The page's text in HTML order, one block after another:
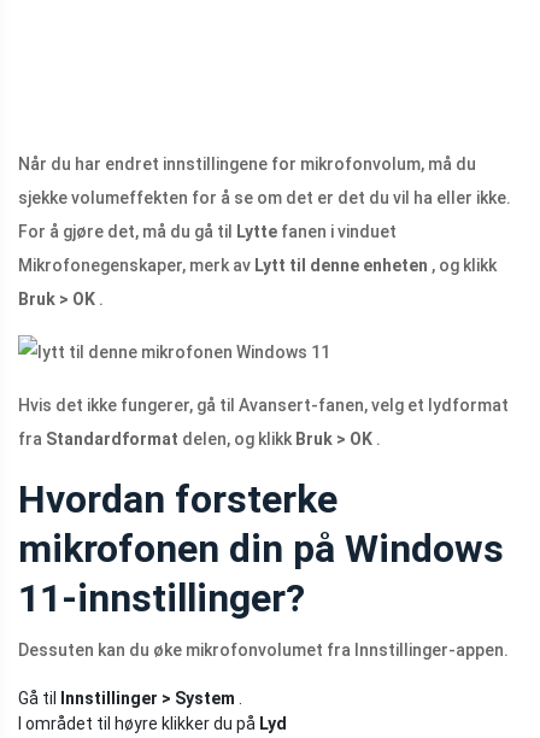
Når du har endret innstillingene for mikrofonvolum, må du
sjekke volumeffekten for å se om det er det du vil ha eller ikke.
For å gjøre det, må du gå til
Lytte fanen i vinduet
Mikrofonegenskaper, merk av Lytt til denne enheten , og klikk
Bruk > OK .
Hvis det ikke fungerer, gå til Avansert-fanen, velg et lydformat
fra Standardformat delen, og klikk Bruk > OK .
Hvordan forsterke
mikrofonen din på Windows
11-innstillinger?
Dessuten kan du øke mikrofonvolumet fra Innstillinger-appen.
Gå til Innstillinger > System .
I området til høyre klikker du på Lyd